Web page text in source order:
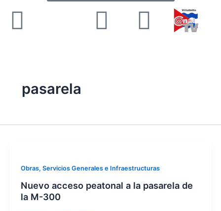
FacebookYoutube
pasarela
Obras, Servicios Generales e Infraestructuras
Nuevo acceso peatonal a la pasarela de
la M-300